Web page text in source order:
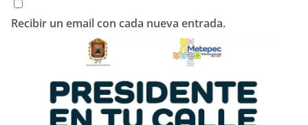
Recibir un email con cada nueva entrada.